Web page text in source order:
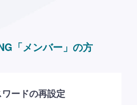
「メンバー」の方
ードの再設定